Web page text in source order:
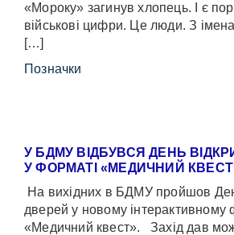
«Мороку» загинув хлопець. І є
військові цифри. Це люди. З
[…]
Позначки
У БДМУ ВІДБУВСЯ ДЕНЬ
У ФОРМАТІ «МЕДИЧНИЙ
На вихідних в БДМУ пройшов
дверей у новому
«Медичний квест». Захід дав